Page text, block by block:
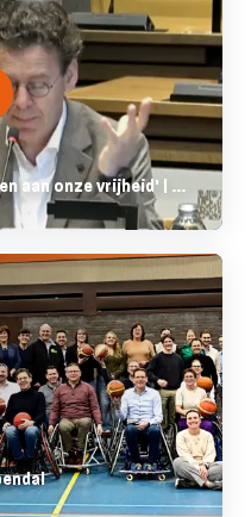
aan onze vrijheid' | ...